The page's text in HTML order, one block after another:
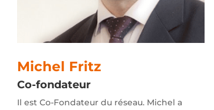
Michel Fritz
Co-fondateur
Il est Co-Fondateur du réseau. Michel a